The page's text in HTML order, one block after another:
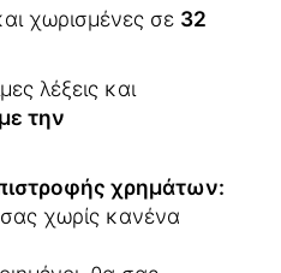
χωρισμένες σε 32
λέξεις και
την
χρημάτων:
χωρίς κανένα